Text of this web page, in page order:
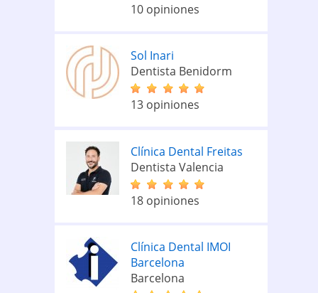
10 opiniones
Sol Inari
Dentista Benidorm
13 opiniones
Clínica Dental Freitas
Dentista Valencia
18 opiniones
Clínica Dental IMOI
Barcelona
Barcelona